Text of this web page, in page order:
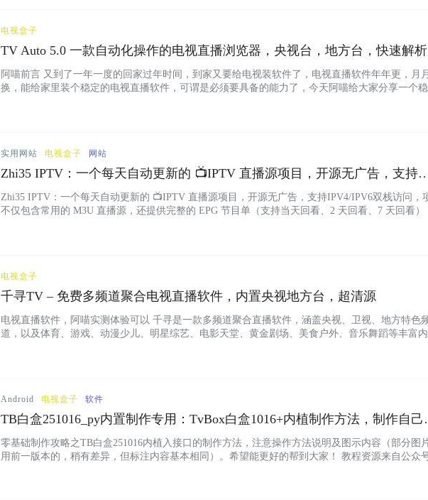
电视盒子
TV Auto 5.0 一款自动化操作的电视直播浏览器，央视台，地方台，快速解
放
阿喵前言 又到了一年一度的回家过年时间，到家又要给电视装软件了，电视直播软件年年更，月月
换，能给家里装个稳定的电视直播软件，可谓是必须要具备的能力了，今天阿喵给大家分享一个
实用网站 电视盒子 网站
Zhi35 IPTV：一个每天自动更新的 📺IPTV 直播源项目，开源无广告，支持
IPV4/IPV6双栈访问
Zhi35 IPTV：一个每天自动更新的 📺IPTV 直播源项目，开源无广告，支持IPV4/IPV6双栈访问，
不仅包含常用的 M3U 直播源，还提供完整的 EPG 节目单（支持当天回看、2 天回看、7 天回看）
电视盒子
千寻TV – 免费多频道聚合电视直播软件，内置央视地方台，超清源
电视直播软件，阿喵实测体验可以 千寻是一款多频道聚合直播软件，涵盖央视、卫视、地方特色
道，以及体育、游戏、动漫少儿、明星综艺、电影天堂、黄金剧场、美食户外、音乐舞蹈等丰富内
Android 电视盒子 软件
TB白盒251016_py内置制作专用：TvBox白盒1016+内植制作方法，制作自己
专属tvbox盒子软件
零基础制作攻略之TB白盒251016内植入接口的制作方法，注意操作方法说明及图示内容（部分图片
用前一版本的，稍有差异，但标注内容基本相同）。希望能更好的帮到大家！ 教程资源来自公众